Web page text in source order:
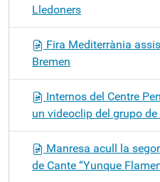
Lledoners
Fira Mediterrània
Bremen
Internos del Centre
un videoclip del grupo
Manresa acull la
de Cante “Yunque